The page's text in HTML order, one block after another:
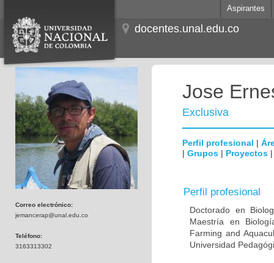
Aspirantes
docentes.unal.edu.co
Correo electrónico:
jemancerap@unal.edu.co
Teléfono:
3163313302
Jose
Exclusiva
Perfil profesional |
| Grupos | Proyectos
Perfil profesional
Doctorado en
Maestría en
Farming and
Universidad